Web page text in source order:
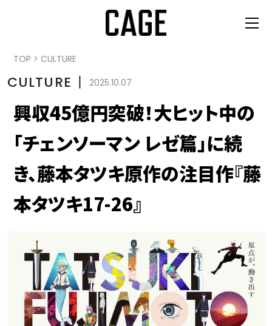
TOP > CULTURE
CULTURE 丨 2025.10.07
興収45億円突破！大ヒット中の
「チェンソーマン レゼ篇」に続
き、藤本タツキ原作の注目作『藤
本タツキ17-26』